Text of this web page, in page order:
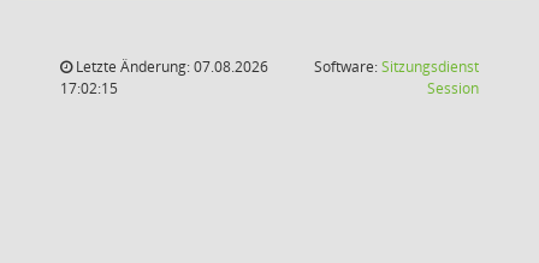
Letzte Änderung: 07.08.2026
17:02:15
Software:Sitzungsdienst
Session(Wird in